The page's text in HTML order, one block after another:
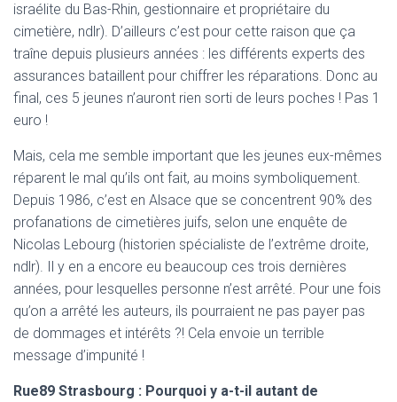
israélite du Bas-Rhin, gestionnaire et propriétaire du
cimetière, ndlr). D’ailleurs c’est pour cette raison que ça
traîne depuis plusieurs années : les différents experts des
assurances bataillent pour chiffrer les réparations. Donc au
final, ces 5 jeunes n’auront rien sorti de leurs poches ! Pas 1
euro !
Mais, cela me semble important que les jeunes eux-mêmes
réparent le mal qu’ils ont fait, au moins symboliquement.
Depuis 1986, c’est en Alsace que se concentrent 90% des
profanations de cimetières juifs, selon une enquête de
Nicolas Lebourg (historien spécialiste de l’extrême droite,
ndlr). Il y en a encore eu beaucoup ces trois dernières
années, pour lesquelles personne n’est arrêté. Pour une fois
qu’on a arrêté les auteurs, ils pourraient ne pas payer pas
de dommages et intérêts ?! Cela envoie un terrible
message d’impunité !
Rue89 Strasbourg : Pourquoi y a-t-il autant de